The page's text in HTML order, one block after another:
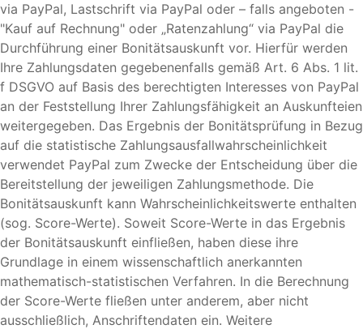
via PayPal, Lastschrift via PayPal oder – falls angeboten -
"Kauf auf Rechnung" oder „Ratenzahlung“ via PayPal die
Durchführung einer Bonitätsauskunft vor. Hierfür werden
Ihre Zahlungsdaten gegebenenfalls gemäß Art. 6 Abs. 1 lit.
f DSGVO auf Basis des berechtigten Interesses von PayPal
an der Feststellung Ihrer Zahlungsfähigkeit an Auskunfteien
weitergegeben. Das Ergebnis der Bonitätsprüfung in Bezug
auf die statistische Zahlungsausfallwahrscheinlichkeit
verwendet PayPal zum Zwecke der Entscheidung über die
Bereitstellung der jeweiligen Zahlungsmethode. Die
Bonitätsauskunft kann Wahrscheinlichkeitswerte enthalten
(sog. Score-Werte). Soweit Score-Werte in das Ergebnis
der Bonitätsauskunft einfließen, haben diese ihre
Grundlage in einem wissenschaftlich anerkannten
mathematisch-statistischen Verfahren. In die Berechnung
der Score-Werte fließen unter anderem, aber nicht
ausschließlich, Anschriftendaten ein. Weitere